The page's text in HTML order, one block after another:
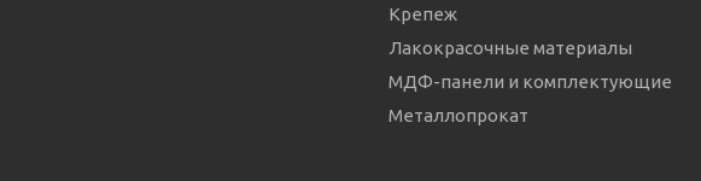
Крепеж
Лакокрасочные материалы
МДФ-панели и комплектующие
Металлопрокат